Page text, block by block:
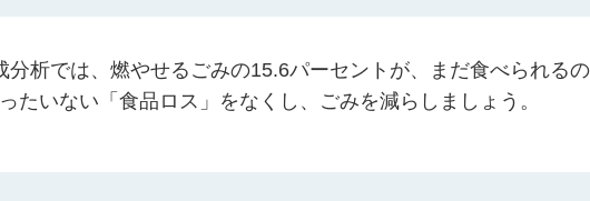
析では、燃やせるごみの15.6パーセントが、まだ食べられる
たいない「食品ロス」をなくし、ごみを減らしましょう。